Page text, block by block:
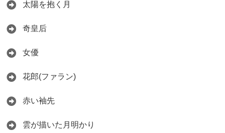
太陽を抱く月
奇皇后
女優
花郎(ファラン)
赤い袖先
雲が描いた月明かり